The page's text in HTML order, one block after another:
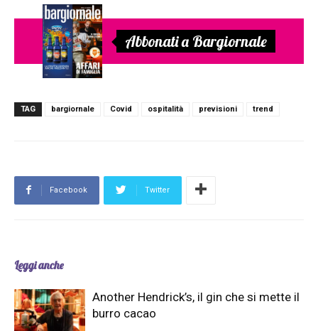
Abbonati a Bargiornale
TAG bargiornale Covid ospitalità previsioni trend
Facebook Twitter
Leggi anche
Another Hendrick’s, il gin che si mette il
burro cacao